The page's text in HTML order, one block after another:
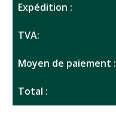
Expédition :
TVA:
Moyen de paiement :
Total :